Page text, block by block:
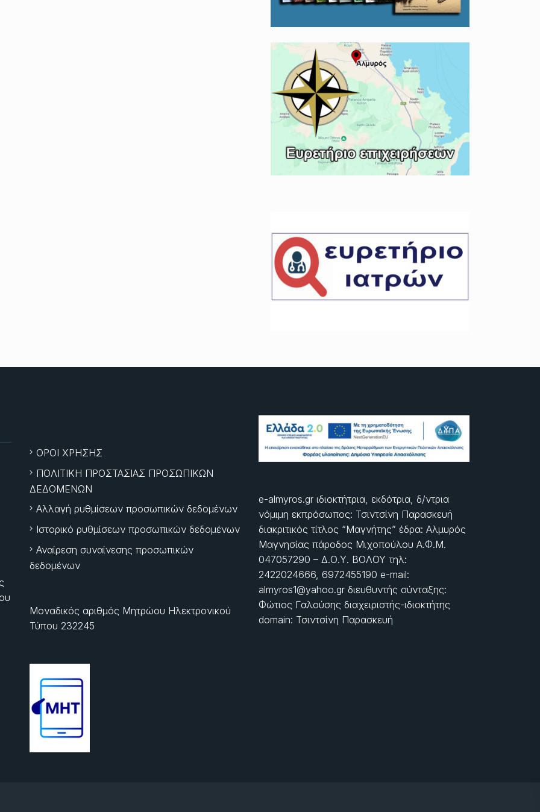
ΟΡΟΙ ΧΡΗΣΗΣ
ΠΟΛΙΤΙΚΗ ΠΡΟΣΤΑΣΙΑΣ ΠΡΟΣΩΠΙΚΩΝ
ΔΕΔΟΜΕΝΩΝ
Αλλαγή ρυθμίσεων προσωπικών δεδομένων
Ιστορικό ρυθμίσεων προσωπικών δεδομένων
Αναίρεση συναίνεσης προσωπικών
δεδομένων
Μοναδικός αριθμός Μητρώου Ηλεκτρονικού
Τύπου 232245
e-almyros.gr ιδιοκτήτρια, εκδότρια, δ/ντρια
νόμιμη εκπρόσωπος: Τσιντσίνη Παρασκευή
διακριτικός τίτλος “Μαγνήτης” έδρα: Αλμυρός
Μαγνησίας πάροδος Μιχοπούλου Α.Φ.Μ.
047057290 – Δ.Ο.Υ. ΒΟΛΟΥ τηλ:
2422024666, 6972455190 e-mail:
almyros1@yahoo.gr διευθυντής σύνταξης:
Φώτιος Γαλούσης διαχειριστής-ιδιοκτήτης
domain: Τσιντσίνη Παρασκευή